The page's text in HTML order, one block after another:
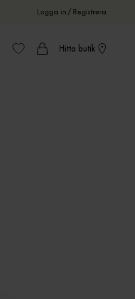
Logga in / Registrera
Hitta butik